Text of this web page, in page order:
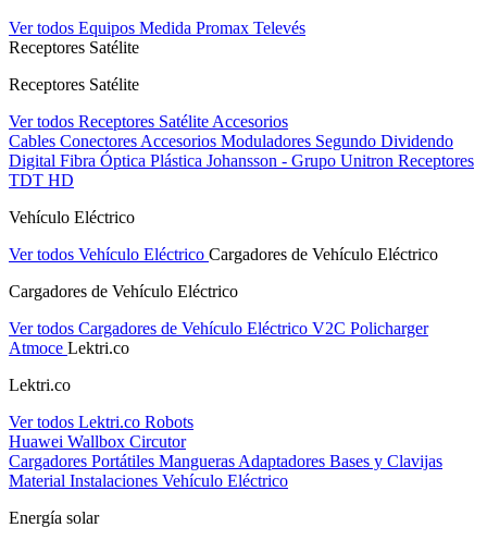
Ver todos Equipos Medida Promax Televés
Receptores Satélite
Receptores Satélite
Ver todos Receptores Satélite Accesorios
Cables Conectores Accesorios Moduladores Segundo Dividendo
Digital Fibra Óptica Plástica Johansson - Grupo Unitron Receptores
TDT HD
Vehículo Eléctrico
Ver todos Vehículo Eléctrico Cargadores de Vehículo Eléctrico
Cargadores de Vehículo Eléctrico
Ver todos Cargadores de Vehículo Eléctrico V2C Policharger
Atmoce Lektri.co
Lektri.co
Ver todos Lektri.co Robots
Huawei Wallbox Circutor
Cargadores Portátiles Mangueras Adaptadores Bases y Clavijas
Material Instalaciones Vehículo Eléctrico
Energía solar